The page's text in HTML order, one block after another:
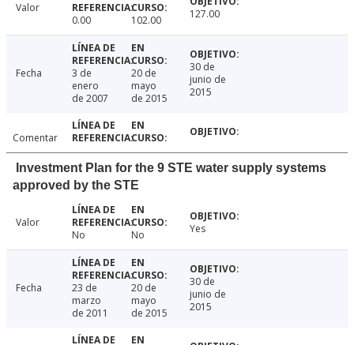
Valor
0.00
102.00 127.00
Fecha
3 de
enero
de 2007
20 de
mayo
de 2015
30 de
junio de
2015
Comentar
Investment Plan for the 9 STE water supply systems
approved by the STE
Valor
No
No Yes
Fecha
23 de
marzo
de 2011
20 de
mayo
de 2015
30 de
junio de
2015